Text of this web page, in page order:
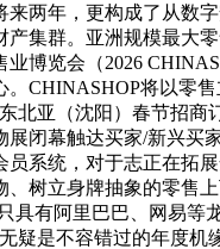
来两年，更构成了从数
产集群。亚洲规模最大
业博览会（2026
。CHINASHOP将以零售
北亚（沈阳）春节招商
展闭幕触达买家/新兴买
员系统，对于志正在拓
、树立身牌抽象的零售上
具有阿里巴巴、网易等
疑是不容错过的年度机